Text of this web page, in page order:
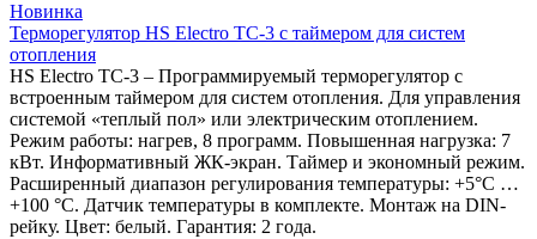
Новинка
Терморегулятор HS Electro ТС-3 с таймером для систем
отопления
HS Electro ТС-3 – Программируемый терморегулятор с
встроенным таймером для систем отопления. Для управления
системой «теплый пол» или электрическим отоплением.
Режим работы: нагрев, 8 программ. Повышенная нагрузка: 7
кВт. Информативный ЖК-экран. Таймер и экономный режим.
Расширенный диапазон регулирования температуры: +5°С …
+100 °С. Датчик температуры в комплекте. Монтаж на DIN-
рейку. Цвет: белый. Гарантия: 2 года.